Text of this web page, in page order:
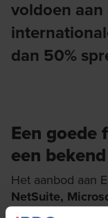
voldoen
dan 50%
Een
een
Het aanbod aan
NetSuite,
juiste keuze